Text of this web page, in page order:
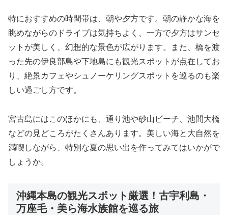
特におすすめの時間帯は、朝や夕方です。朝の静かな海を
眺めながらのドライブは気持ちよく、一方で夕方はサンセ
ットが美しく、幻想的な景色が広がります。また、橋を渡
った先の伊良部島や下地島にも観光スポットが点在してお
り、絶景カフェやシュノーケリングスポットを巡るのも楽
しい過ごし方です。
宮古島にはこのほかにも、通り池や砂山ビーチ、池間大橋
などの見どころがたくさんあります。美しい海と大自然を
満喫しながら、特別な夏の思い出を作ってみてはいかがで
しょうか。
沖縄本島の観光スポット厳選！古宇利島・
万座毛・美ら海水族館を巡る旅